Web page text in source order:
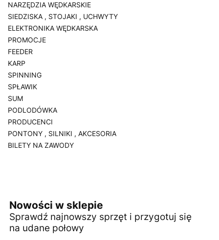
NARZĘDZIA WĘDKARSKIE
SIEDZISKA , STOJAKI , UCHWYTY
ELEKTRONIKA WĘDKARSKA
PROMOCJE
FEEDER
KARP
SPINNING
SPŁAWIK
SUM
PODLODÓWKA
PRODUCENCI
PONTONY , SILNIKI , AKCESORIA
BILETY NA ZAWODY
Nowości w sklepie
Sprawdź najnowszy sprzęt i przygotuj się
na udane połowy